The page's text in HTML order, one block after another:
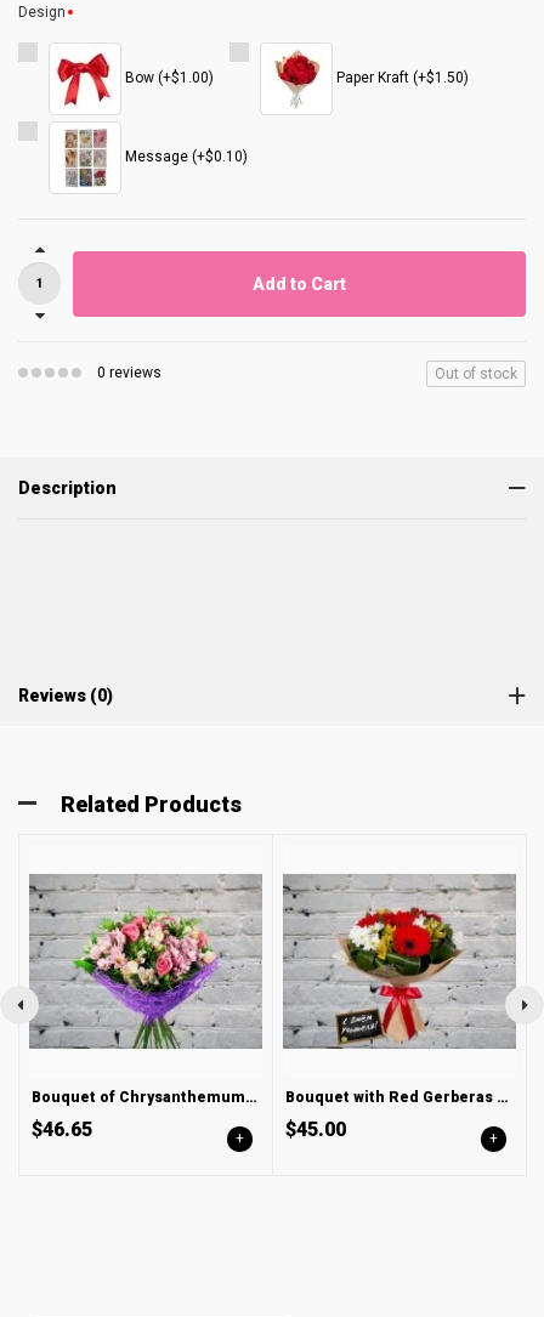
Design
Bow (+$1.00) Paper Kraft (+$1.50)
Message (+$0.10)
Add to Cart
0 reviews Out of stock
Description
Reviews (0)
Related Products
Bouquet of Chrysanthemum and Alstroemeria
$46.65 +
Bouquet with Red Gerberas and Yellow Alstroemeria
$45.00 +